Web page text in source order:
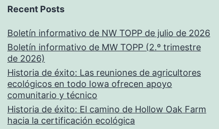
Recent Posts
Boletín informativo de NW TOPP de julio de 2026
Boletín informativo de MW TOPP (2.º trimestre
de 2026)
Historia de éxito: Las reuniones de agricultores
ecológicos en todo Iowa ofrecen apoyo
comunitario y técnico
Historia de éxito: El camino de Hollow Oak Farm
hacia la certificación ecológica